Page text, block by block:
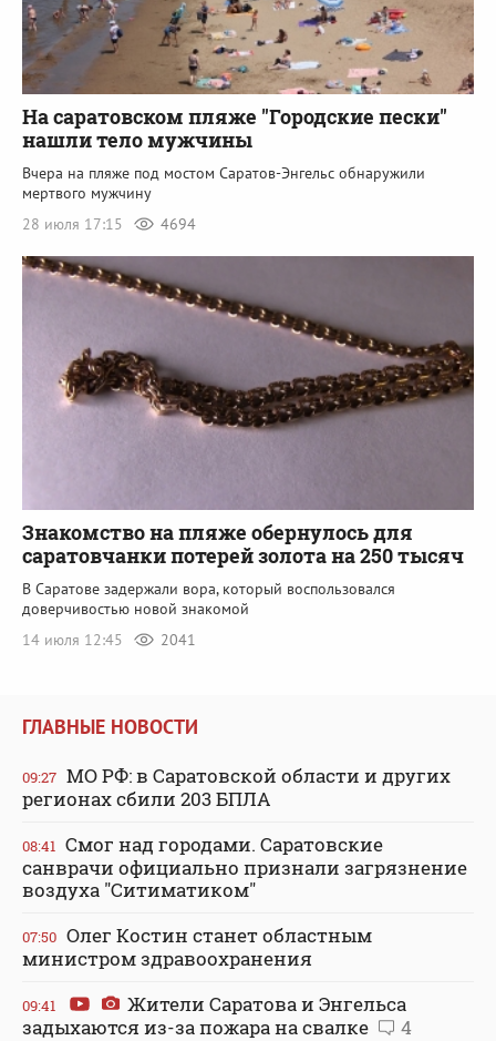
На саратовском пляже "Городские пески"
нашли тело мужчины
Вчера на пляже под мостом Саратов-Энгельс обнаружили
мертвого мужчину
28 июля 17:15
4694
Знакомство на пляже обернулось для
саратовчанки потерей золота на 250 тысяч
В Саратове задержали вора, который воспользовался
доверчивостью новой знакомой
14 июля 12:45
2041
ГЛАВНЫЕ НОВОСТИ
09:27 МО РФ: в Саратовской области и других
регионах сбили 203 БПЛА
08:41 Смог над городами. Саратовские
санврачи официально признали загрязнение
воздуха "Ситиматиком"
07:50 Олег Костин станет областным
министром здравоохранения
09:41
Жители Саратова и Энгельса
задыхаются из-за пожара на свалке
4